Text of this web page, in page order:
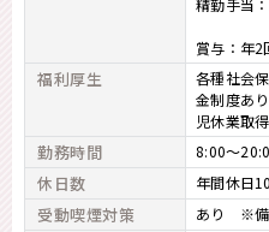
賞与：年
福利厚生
各種社会
金制度あ
児休業取
勤務時間 8:00～
休日数 年間休日
受動喫煙対策 あり ※備